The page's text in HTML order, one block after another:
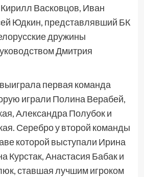
Васковцов, Иван
Юдкин, представлявший БК
дружины
Дмитрия
первая команда
играли Полина Верабей,
Александра Полубок и
Серебро у второй команды
которой выступали Ирина
Курстак, Анастасия Бабак и
ставшая лучшим игроком